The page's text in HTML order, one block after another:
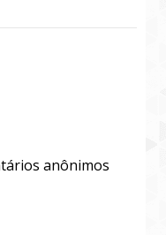
anônimos